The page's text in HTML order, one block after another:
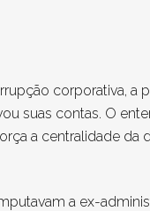
corporativa, a
suas contas. O
a centralidade da
a ex-